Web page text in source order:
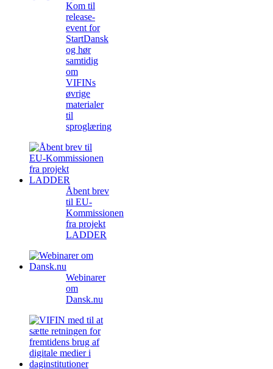
Kom til
release-
event for
StartDansk
og hør
samtidig
om
VIFINs
øvrige
materialer
til
sproglæring
Åbent brev
til EU-
Kommissionen
fra projekt
LADDER
Webinarer
om
Dansk.nu